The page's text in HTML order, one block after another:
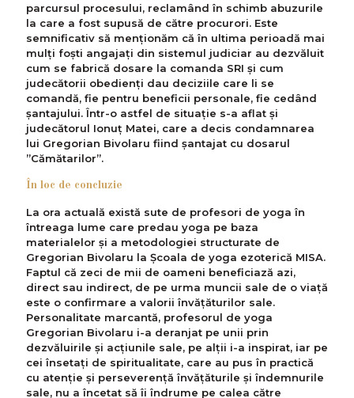
parcursul procesului, reclamând în schimb abuzurile
la care a fost supusă de către procurori. Este
semnificativ să menționăm că în ultima perioadă mai
mulți foști angajați din sistemul judiciar au dezvăluit
cum se fabrică dosare la comanda SRI și cum
judecătorii obedienți dau deciziile care li se
comandă, fie pentru beneficii personale, fie cedând
șantajului. Într-o astfel de situație s-a aflat și
judecătorul Ionuț Matei, care a decis condamnarea
lui Gregorian Bivolaru fiind șantajat cu dosarul
”Cămătarilor”.
În loc de concluzie
La ora actuală există sute de profesori de yoga în
întreaga lume care predau yoga pe baza
materialelor și a metodologiei structurate de
Gregorian Bivolaru la Școala de yoga ezoterică MISA.
Faptul că zeci de mii de oameni beneficiază azi,
direct sau indirect, de pe urma muncii sale de o viață
este o confirmare a valorii învățăturilor sale.
Personalitate marcantă, profesorul de yoga
Gregorian Bivolaru i-a deranjat pe unii prin
dezvăluirile și acțiunile sale, pe alții i-a inspirat, iar pe
cei însetați de spiritualitate, care au pus în practică
cu atenție și perseverență învățăturile și îndemnurile
sale, nu a încetat să îi îndrume pe calea către